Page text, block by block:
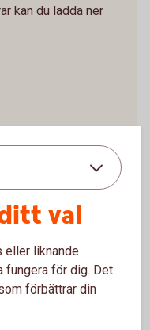
kan du ladda ner
uppdaterad
de säkraste och
typer av säkerhetshot.
val
eller liknande
fungera för dig. Det
förbättrar din